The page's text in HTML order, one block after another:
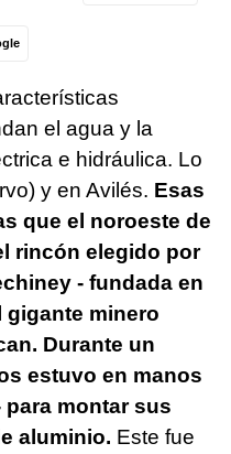
el agua y la
e hidráulica. Lo
y en Avilés. Esas
que el noroeste de
rincón elegido por
- fundada en
gigante minero
Durante un
estuvo en manos
para montar sus
aluminio. Este fue